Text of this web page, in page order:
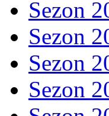
Sezon
Sezon
Sezon
Sezon